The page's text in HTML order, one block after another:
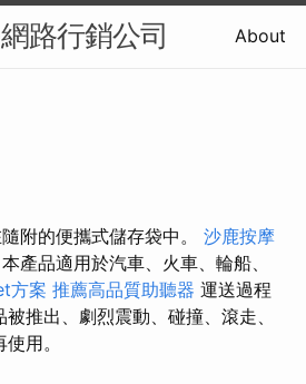
路行銷公司 About
附的便攜式儲存袋中。 沙鹿按摩
本產品適用於汽車、火車、輪船、
方案 推薦高品質助聽器 運送過程
推出、劇烈震動、碰撞、滾走、
用。